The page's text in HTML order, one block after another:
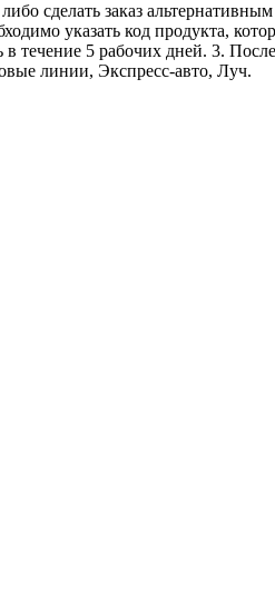
сделать заказ
указать код продукта,
5 рабочих дней. 3.
линии, Экспресс-авто, Луч.